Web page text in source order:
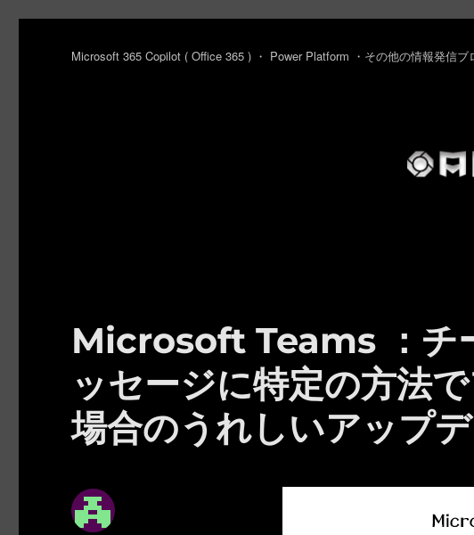
Microsoft 365 Copilot ( Office 365 ) ・ Power Platform ・その他の情報発信ブ
Microsoft Teams ：チ
ッセージに特定の方法
場合のうれしいアップ